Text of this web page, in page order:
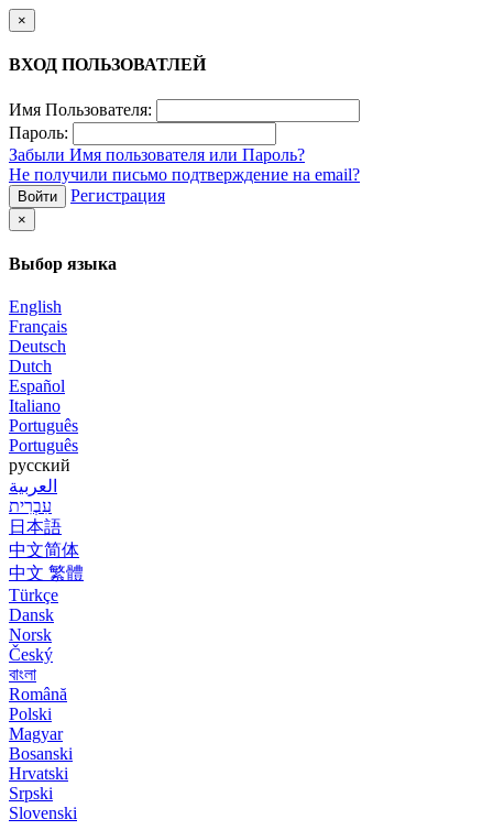
×
ВХОД ПОЛЬЗОВАТЛЕЙ
Имя Пользователя:
Пароль:
Забыли Имя пользователя или Пароль?
Не получили письмо подтверждение на email?
Войти Регистрация
×
Выбор языка
English
Français
Deutsch
Dutch
Español
Italiano
Português
Português
русский
العربية
עִבְרִית
日本語
中文简体
中文 繁體
Türkçe
Dansk
Norsk
Český
বাংলা
Română
Polski
Magyar
Bosanski
Hrvatski
Srpski
Slovenski